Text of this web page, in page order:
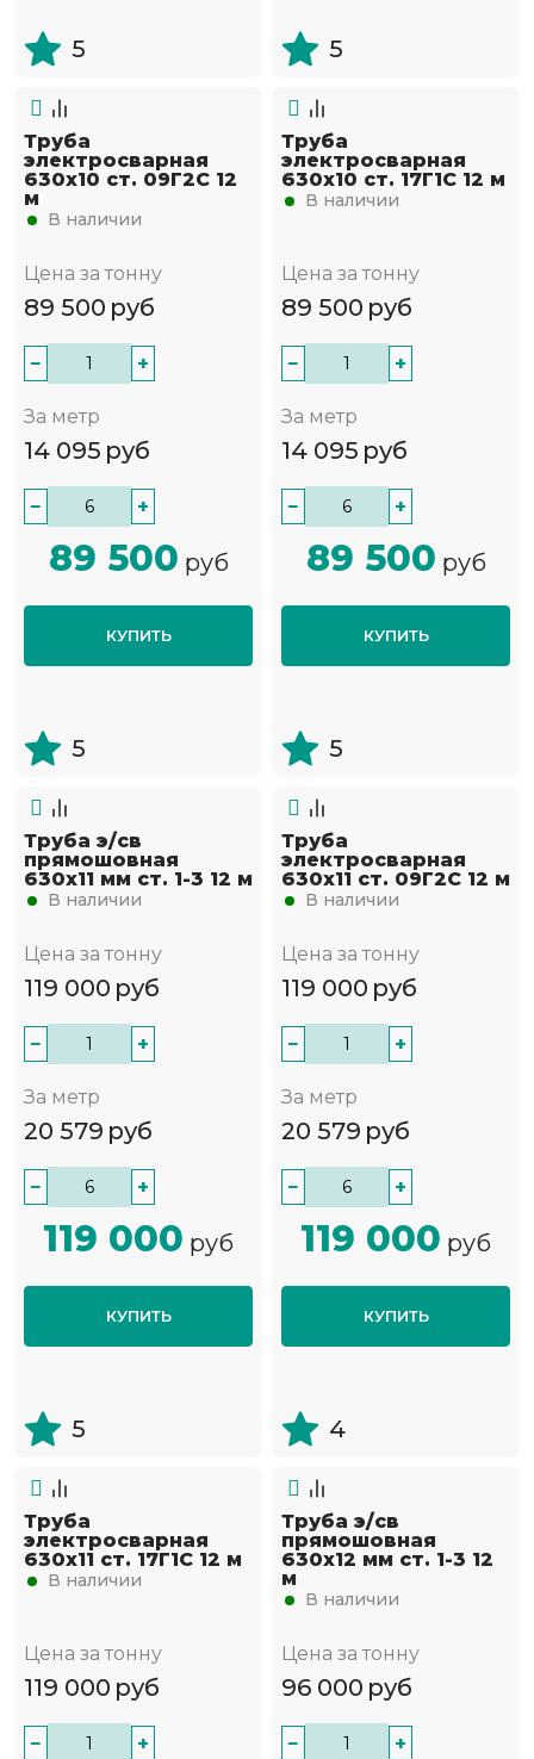
5 5
Труба
электросварная
630х10 ст. 09Г2С 12
м
В наличии
Цена за тонну
89 500 руб
− +
За метр
14 095 руб
− +
89 500 руб
КУПИТЬ
5
Труба
электросварная
630х10 ст. 17Г1С 12 м
В наличии
Цена за тонну
89 500 руб
− +
За метр
14 095 руб
− +
89 500 руб
КУПИТЬ
5
Труба э/св
прямошовная
630х11 мм ст. 1-3 12 м
В наличии
Цена за тонну
119 000 руб
− +
За метр
20 579 руб
− +
119 000 руб
КУПИТЬ
5
Труба
электросварная
630х11 ст. 09Г2С 12 м
В наличии
Цена за тонну
119 000 руб
− +
За метр
20 579 руб
− +
119 000 руб
КУПИТЬ
4
Труба
электросварная
630х11 ст. 17Г1С 12 м
В наличии
Цена за тонну
119 000 руб
− +
Труба э/св
прямошовная
630х12 мм ст. 1-3 12
м
В наличии
Цена за тонну
96 000 руб
− +